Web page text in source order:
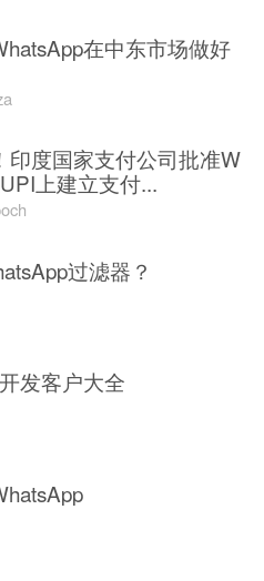
在中东市场做好
印度国家支付公司批准W
上建立支付...
过滤器？
发客户大全